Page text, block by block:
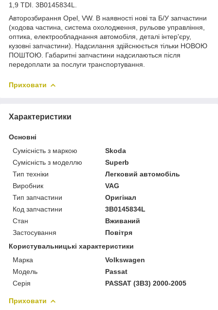
1,9 TDI. 3B0145834L.
Авторозбирання Opel, VW. В наявності нові та Б/У запчастини
(ходова частина, система охолодження, рульове управління,
оптика, електрообладнання автомобіля, деталі інтер'єру,
кузовні запчастини). Надсилання здійснюється тільки НОВОЮ
ПОШТОЮ. Габаритні запчастини надсилаються після
передоплати за послуги транспортування.
Приховати
Характеристики
Основні
Сумісність з маркою
Skoda
Сумісність з моделлю
Superb
Тип техніки
Легковий автомобіль
Виробник
VAG
Тип запчастини
Оригінал
Код запчастини
3B0145834L
Стан
Вживаний
Застосування
Повітря
Користувальницькі характеристики
Марка
Volkswagen
Модель
Passat
Серія
PASSAT (3B3) 2000-2005
Приховати